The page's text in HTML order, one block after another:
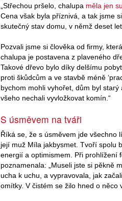
„Střechou pršelo, chalupa měla jen
Cena však byla příznivá, a tak jsme
skutečný stav domu, v němž deset
Pozvali jsme si člověka od firmy,
chalupa je postavena z plaveného
Takové dřevo bylo díky delšímu
proti škůdcům a ve stavbě méně
bychom mohli vyhořet, dům byl
všeho nechali vyvložkovat komín.“
S úsměvem na tváři
Říká se, že s úsměvem jde všechno
její muž Míla jakbysmet. Tvoří spolu
energií a optimismem. Při prohlížení
poznamenala: „Museli jste si pěkně
ucha k uchu, a vypravovala, jak
omítky. V čistém se žilo hned o něco